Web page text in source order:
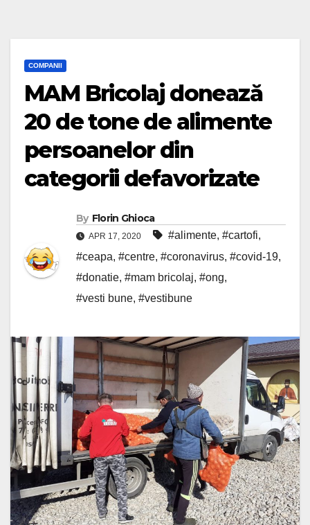
COMPANII
MAM Bricolaj donează
20 de tone de alimente
persoanelor din
categorii defavorizate
By Florin Ghioca
APR 17, 2020 #alimente, #cartofi,
#ceapa, #centre, #coronavirus, #covid-19,
#donatie, #mam bricolaj, #ong,
#vesti bune, #vestibune